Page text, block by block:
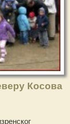
Косова